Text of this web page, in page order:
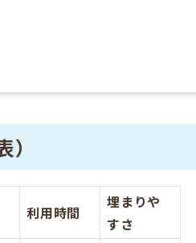
利用時間
埋まりや
すさ